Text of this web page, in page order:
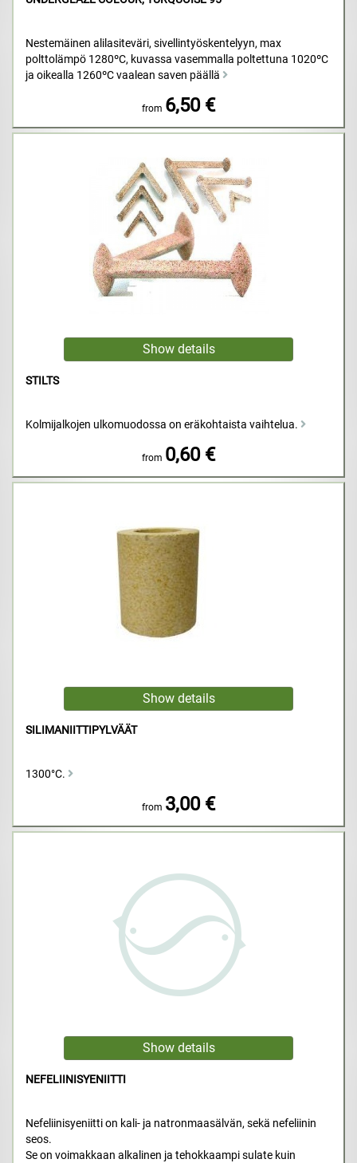
Nestemäinen alilasiteväri, sivellintyöskentelyyn, max
polttolämpö 1280ºC, kuvassa vasemmalla poltettuna 1020ºC
ja oikealla 1260ºC vaalean saven päällä
from 6,50 €
STILTS
Kolmijalkojen ulkomuodossa on eräkohtaista vaihtelua.
from 0,60 €
SILIMANIITTIPYLVÄÄT
1300°C.
from 3,00 €
NEFELIINISYENIITTI
Nefeliinisyeniitti on kali- ja natronmaasälvän, sekä nefeliinin
seos.
Se on voimakkaan alkalinen ja tehokkaampi sulate kuin